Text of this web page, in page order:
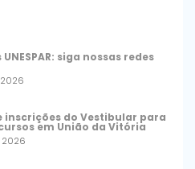
siga nossas redes
2026
inscrições do Vestibular para
em União da Vitória
2026